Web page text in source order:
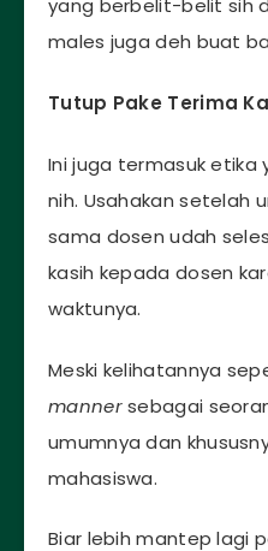
yang berbelit-belit sih
males juga deh buat
Tutup Pake Terima
Ini juga termasuk etika
nih. Usahakan setelah
sama dosen udah
kasih kepada dosen
waktunya.
Meski kelihatannya
mannersebagai
umumnya dan
mahasiswa.
Biar lebih mantep lagi